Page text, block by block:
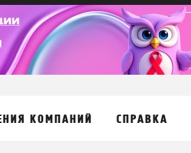
КОМПАНИЙ СПРАВКА